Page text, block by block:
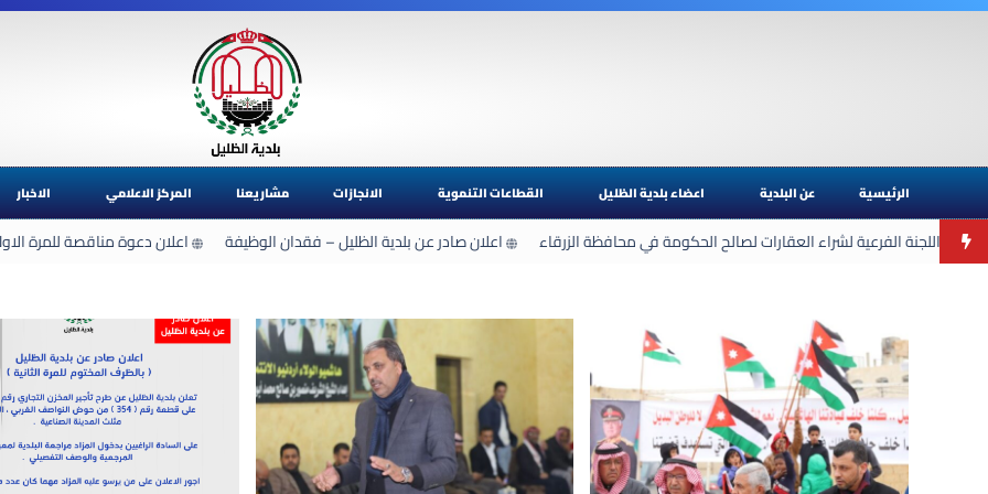
الرئيسية عن البلدية اعضاء بلدية الظليل القطاعات التنموية الانجازات مشاريعنا المركز الاعلامي الاخبار
عن اللجنة الفرعية لشراء العقارات لصالح الحكومة في محافظة الزرقاء اعلان صادر عن بلدية الظليل – فقدان الوظيفة اعلان دعوة مناقصة للمرة